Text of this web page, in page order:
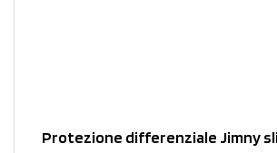
Protezione differenziale Jimny